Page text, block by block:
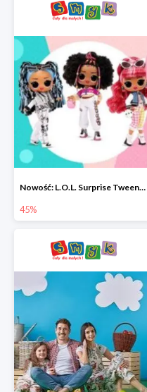
Nowość: L.O.L. Surprise Tweens Doll w Smyku do -45%
45%